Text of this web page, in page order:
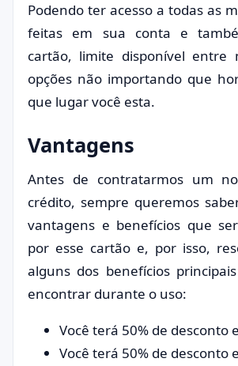
Podendo ter acesso a todas as
feitas em sua conta e
cartão, limite disponível entre
opções não importando que
que lugar você esta.
Vantagens
Antes de contratarmos um
crédito, sempre queremos
vantagens e benefícios que
por esse cartão e, por isso,
alguns dos benefícios
encontrar durante o uso:
Você terá 50% de desconto
Você terá 50% de desconto